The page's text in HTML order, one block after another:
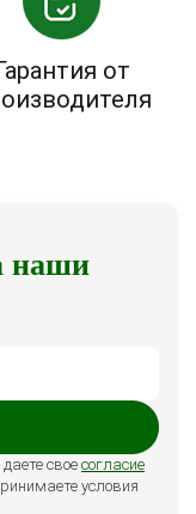
от
наши
свое согласие
условия